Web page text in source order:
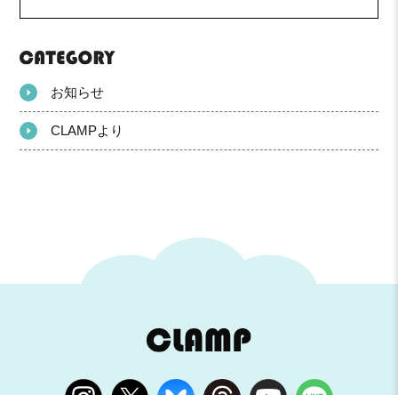
お知らせ
CLAMPより